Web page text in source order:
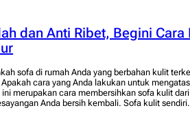
dan Anti Ribet, Begini
sofa di rumah Anda yang berbahan kulit
Apakah cara yang Anda lakukan untuk
ini merupakan cara membersihkan sofa kulit
Anda bersih kembali. Sofa kulit